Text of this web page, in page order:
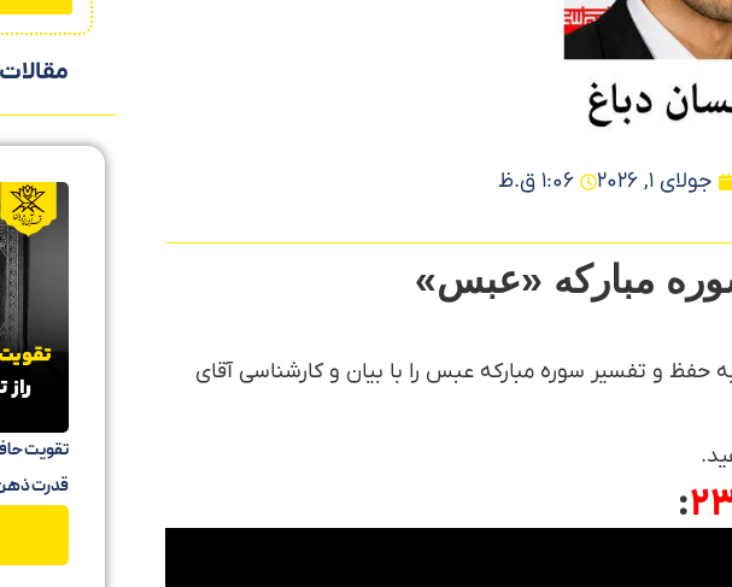
جولای 1, 2026 1:06 ق.ظ
مبارکه «عبس»
و تفسیر سوره مبارکه عبس را با بيان و کارشناسی آقای
:
تقویت
قدرت